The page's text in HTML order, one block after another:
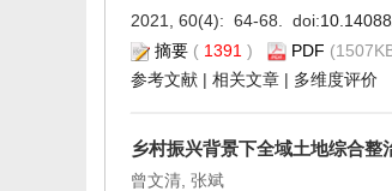
2021, 60(4): 64-68. doi:
摘要 ( 1391 ) PDF
参考文献 | 相关文章 | 多维度评价
乡村振兴背景下全域土地综合整
曾文清, 张斌